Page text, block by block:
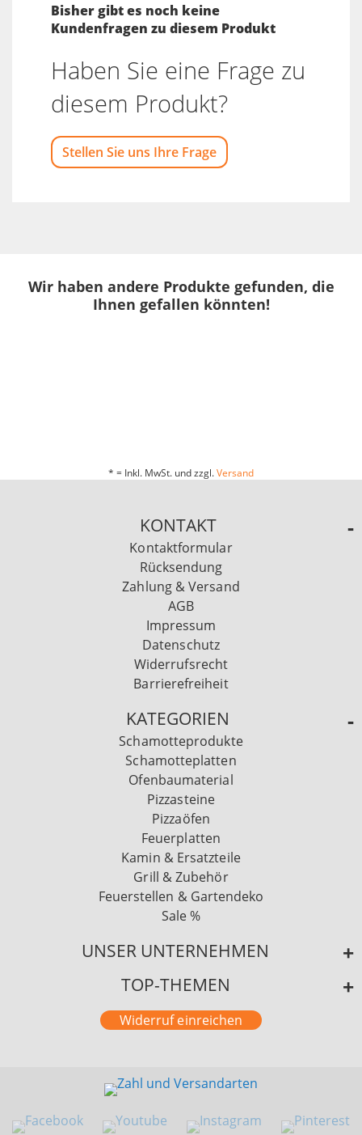
Bisher gibt es noch keine
Kundenfragen zu diesem Produkt
Haben Sie eine Frage zu
diesem Produkt?
Stellen Sie uns Ihre Frage
Wir haben andere Produkte gefunden, die
Ihnen gefallen könnten!
* = Inkl. MwSt. und zzgl.Versand
KONTAKT
Kontaktformular
Rücksendung
Zahlung & Versand
AGB
Impressum
Datenschutz
Widerrufsrecht
Barrierefreiheit
KATEGORIEN
Schamotteprodukte
Schamotteplatten
Ofenbaumaterial
Pizzasteine
Pizzaöfen
Feuerplatten
Kamin & Ersatzteile
Grill & Zubehör
Feuerstellen & Gartendeko
Sale %
UNSER UNTERNEHMEN
TOP-THEMEN
Widerruf einreichen